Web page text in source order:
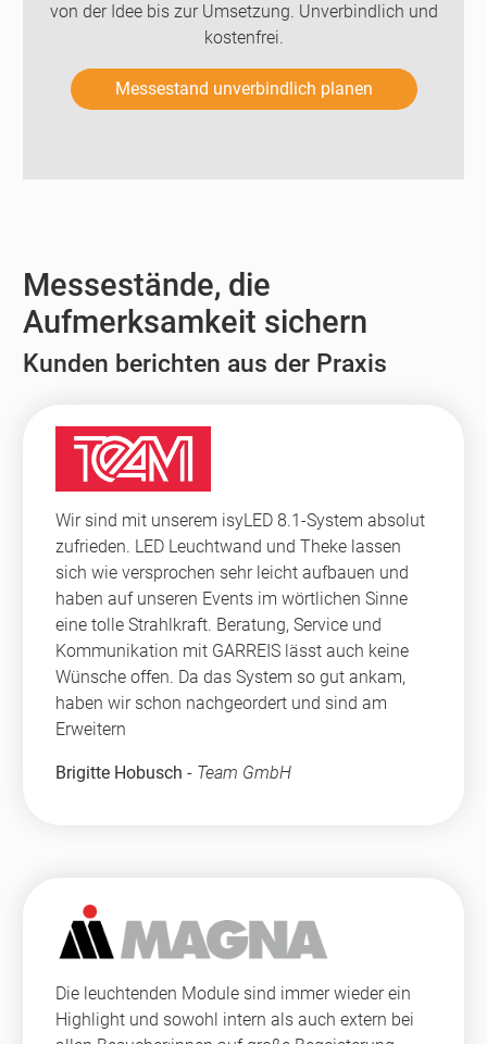
von der Idee bis zur Umsetzung. Unverbindlich und
kostenfrei.
Messestand unverbindlich planen
Messestände, die
Aufmerksamkeit sichern
Kunden berichten aus der Praxis
Wir sind mit unserem isyLED 8.1-System absolut
zufrieden. LED Leuchtwand und Theke lassen
sich wie versprochen sehr leicht aufbauen und
haben auf unseren Events im wörtlichen Sinne
eine tolle Strahlkraft. Beratung, Service und
Kommunikation mit GARREIS lässt auch keine
Wünsche offen. Da das System so gut ankam,
haben wir schon nachgeordert und sind am
Erweitern
Brigitte Hobusch - Team GmbH
Die leuchtenden Module sind immer wieder ein
Highlight und sowohl intern als auch extern bei